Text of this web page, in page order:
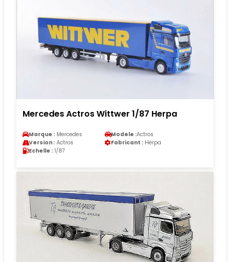
Mercedes Actros Wittwer 1/87 Herpa
Marque : Mercedes Modele :Actros
Version : Actros Fabricant : Herpa
Echelle : 1/87